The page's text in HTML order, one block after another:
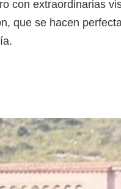
con extraordinarias
que se hacen